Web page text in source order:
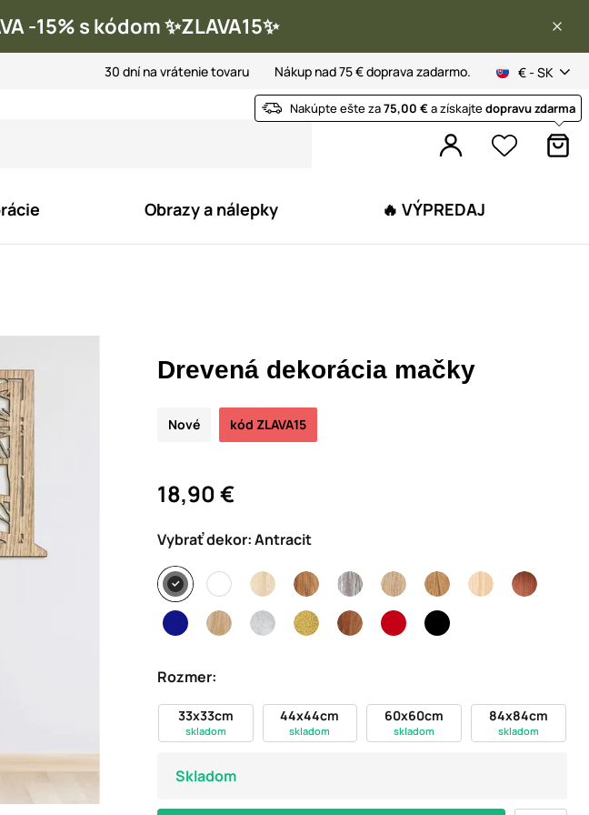
-15% s kódom ✨ZLAVA15✨
30 dní na vrátenie tovaru Nákup nad 75 € doprava zadarmo. € - SK
Nakúpte ešte za75,00 €a získajtedopravu zdarma
Obrazy a nálepky 🔥 VÝPREDAJ
Drevená dekorácia mačky
18,90 €
Nové kód ZLAVA15
Vybrať dekor:Antracit
Rozmer:
33x33cm
skladom
44x44cm
skladom
60x60cm
skladom
84x84cm
skladom
Skladom